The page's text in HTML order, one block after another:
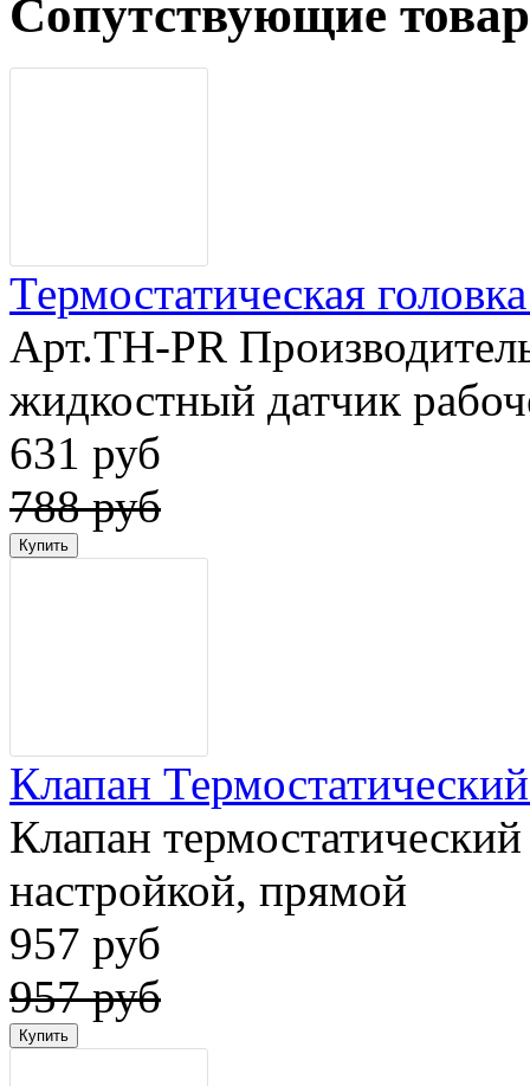
Сопутствующие
Термостатическая
Арт.TH-PR
жидкостный датчик
631 руб
788 руб
Клапан
Клапан
настройкой, прямой
957 руб
957 руб